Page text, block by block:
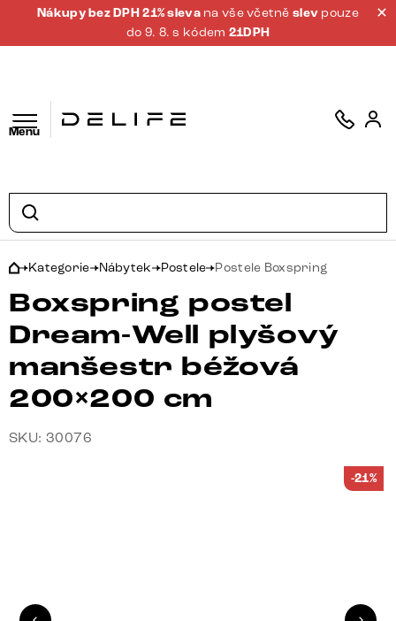
Nákupy bez DPH 21% sleva na vše včetněslev pouze
do 9. 8. s kódem 21DPH
Menu
Kategorie Nábytek Postele Postele Boxspring
Boxspring postel
Dream-Well plyšový
manšestr béžová
200×200 cm
SKU: 30076
-21%